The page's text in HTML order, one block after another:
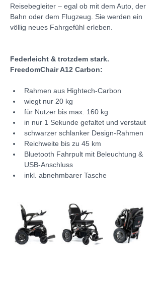
Reisebegleiter – egal ob mit dem Auto, der
Bahn oder dem Flugzeug. Sie werden ein
völlig neues Fahrgefühl erleben.
Federleicht & trotzdem stark.
FreedomChair A12 Carbon:
Rahmen aus Hightech-Carbon
wiegt nur 20 kg
für Nutzer bis max. 160 kg
in nur 1 Sekunde gefaltet und verstaut
schwarzer schlanker Design-Rahmen
Reichweite bis zu 45 km
Bluetooth Fahrpult mit Beleuchtung &
USB-Anschluss
inkl. abnehmbarer Tasche